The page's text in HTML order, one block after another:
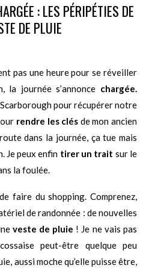
: LES PÉRIPÉTIES DE
DE PLUIE
pas une heure pour se réveiller
la journée s’annonce chargée.
pour récupérer notre
rendre les clés de mon ancien
dans la journée, ça tue mais
Je peux enfin tirer un trait sur le
la foulée.
de faire du shopping. Comprenez,
de randonnée : de nouvelles
veste de pluie ! Je ne vais pas
peut-être quelque peu
aussi moche qu’elle puisse être,